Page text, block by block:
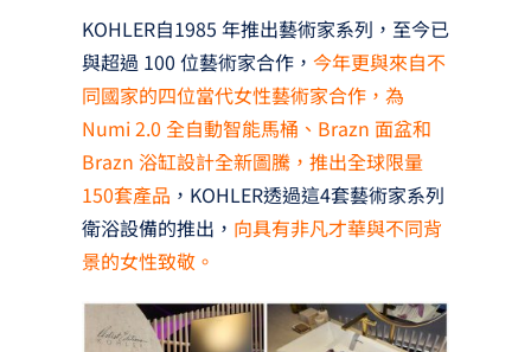
KOHLER自1985 年推出藝術家系列，至今已
與超過 100 位藝術家合作， 今年更與來自不
同國家的四位當代女性藝術家合作，為
Numi 2.0 全自動智能馬桶、Brazn 面盆和
Brazn 浴缸設計全新圖騰，推出全球限量
150套產品 ，KOHLER透過這4套藝術家系列
衛浴設備的推出， 向具有非凡才華與不同背
景的女性致敬。